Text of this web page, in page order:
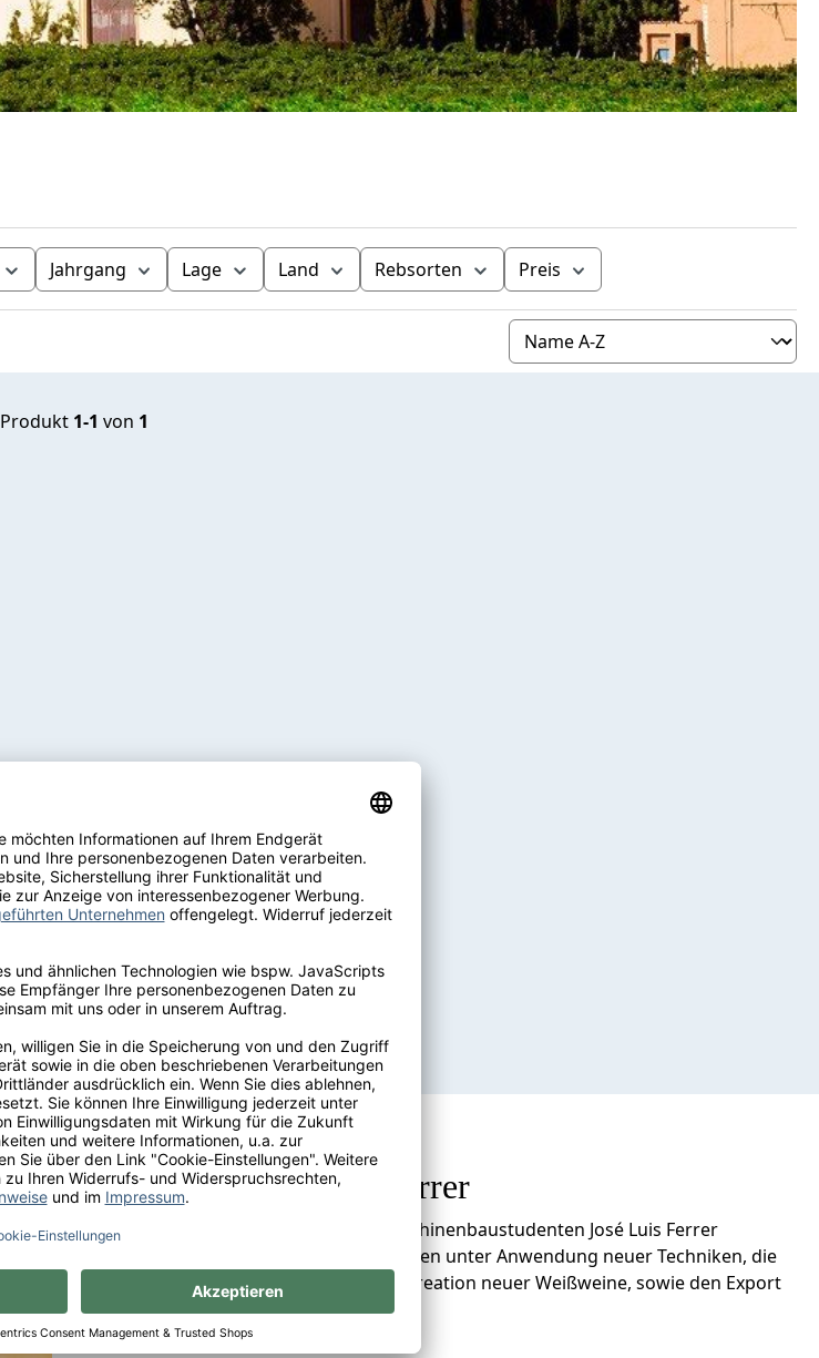
Jahrgang Lage Land Rebsorten Preis
Produkt 1-1 von 1
Pioniergeist José L. Ferrer
Der Pioniergeist des ehemaligen Maschinenbaustudenten José Luis Ferrer
erstreckte sich auf den Anbau von Reben unter Anwendung neuer Techniken, die
Weinbereitung, den Fassausbau, die Kreation neuer Weißweine, sowie den Export
nach Europa und in die USA.